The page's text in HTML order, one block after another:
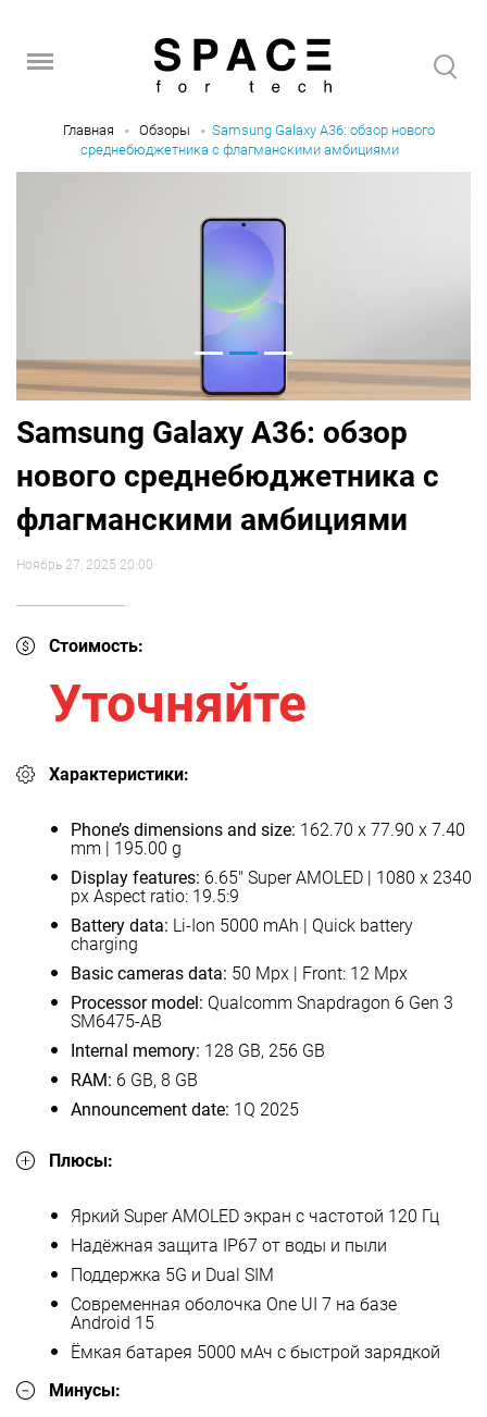
Главная Обзоры
Samsung Galaxy A36: обзор нового
среднебюджетника с флагманскими амбициями
Samsung Galaxy A36: обзор
нового среднебюджетника с
флагманскими амбициями
Ноябрь 27, 2025 20:00
Стоимость:
Уточняйте
Характеристики:
Phone’s dimensions and size: 162.70 x 77.90 x 7.40
mm | 195.00 g
Display features: 6.65" Super AMOLED | 1080 x 2340
px Aspect ratio: 19.5:9
Battery data: Li-Ion 5000 mAh | Quick battery
charging
Basic cameras data: 50 Mpx | Front: 12 Mpx
Processor model: Qualcomm Snapdragon 6 Gen 3
SM6475-AB
Internal memory: 128 GB, 256 GB
RAM: 6 GB, 8 GB
Announcement date: 1Q 2025
Плюсы:
Яркий Super AMOLED экран с частотой 120 Гц
Надёжная защита IP67 от воды и пыли
Поддержка 5G и Dual SIM
Современная оболочка One UI 7 на базе
Android 15
Ёмкая батарея 5000 мАч с быстрой зарядкой
Минусы: